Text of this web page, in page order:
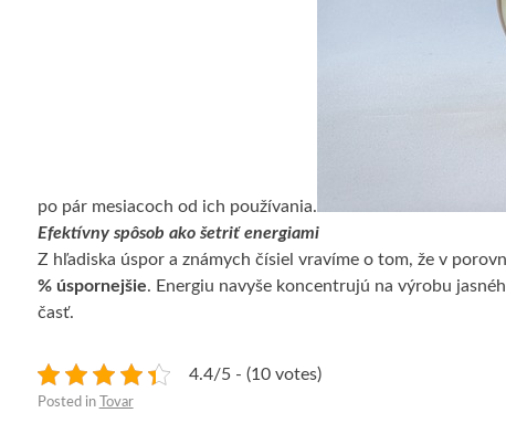
po pár mesiacoch od ich používania.
Efektívny spôsob ako šetriť energiami
Z hľadiska úspor a známych čísiel vravíme o tom, že v
% úspornejšie. Energiu navyše koncentrujú na výrobu
časť.
4.4/5 - (10 votes)
Posted in Tovar